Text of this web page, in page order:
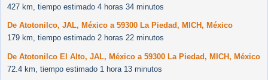
427 km, tiempo estimado 4 horas 34 minutos
De Atotonilco, JAL, México a 59300 La Piedad, MICH, México
179 km, tiempo estimado 2 horas 22 minutos
De Atotonilco El Alto, JAL, México a 59300 La Piedad, MICH, México
72.4 km, tiempo estimado 1 hora 13 minutos